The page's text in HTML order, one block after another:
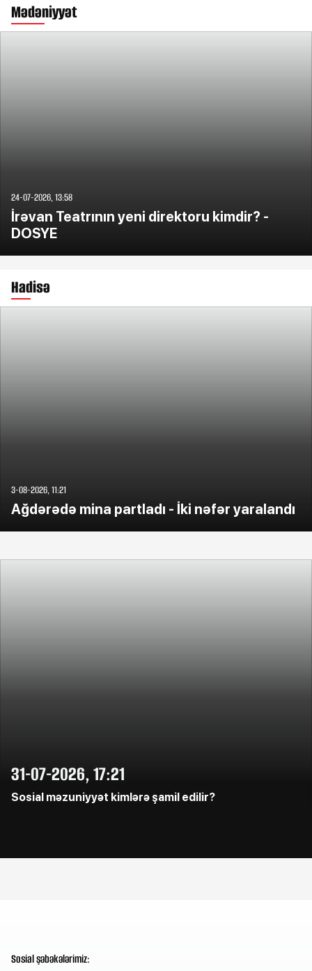
Mədəniyyət
24-07-2026, 13:58
İrəvan Teatrının yeni direktoru kimdir? -
DOSYE
Hadisə
3-08-2026, 11:21
Ağdərədə mina partladı - İki nəfər yaralandı
31-07-2026, 17:21
Sosial məzuniyyət kimlərə şamil edilir?
Sosial şəbəkələrimiz: